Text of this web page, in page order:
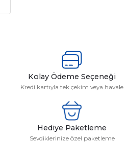
Kolay Ödeme Seçeneği
Kredi kartıyla tek çekim veya havale
Hediye Paketleme
Sevdiklerinize özel paketleme